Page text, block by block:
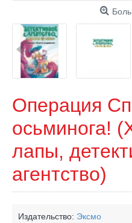
Операция
осьминога!
лапы,
агентство)
Издательство: Эксмо